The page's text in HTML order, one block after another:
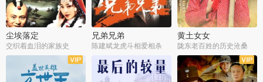
尘埃落定
交织着血泪的家族史
兄弟兄弟
陈建斌龙虎斗相爱相杀
黄土女女
陇东老百姓的历史沧桑
全36集
全28集 全44集